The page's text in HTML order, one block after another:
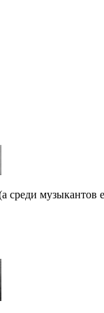
среди